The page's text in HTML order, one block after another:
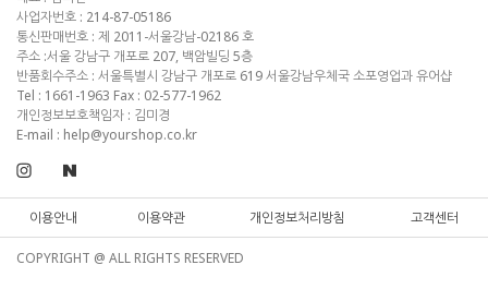
사업자번호 : 214-87-05186
통신판매번호 : 제 2011-서울강남-02186 호
주소 :서울 강남구 개포로 207, 백암빌딩 5층
반품회수주소 : 서울특별시 강남구 개포로 619 서울강남우체국 소포영업과 유어샵
Tel : 1661-1963 Fax : 02-577-1962
개인정보보호책임자 : 김미경
E-mail : help@yourshop.co.kr
이용안내 이용약관 개인정보처리방침 고객센터
COPYRIGHT @ ALL RIGHTS RESERVED